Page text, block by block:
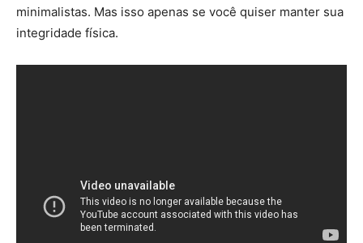
minimalistas. Mas isso apenas se você quiser manter sua
integridade física.